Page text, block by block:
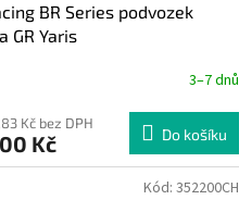
BR Series podvozek
GR Yaris
3–7 dnů
Kč bez DPH
Kč Do košíku
Kód: 352200CH